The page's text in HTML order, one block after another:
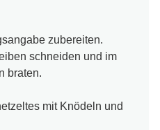
zubereiten.
schneiden und im
braten.
mit Knödeln und